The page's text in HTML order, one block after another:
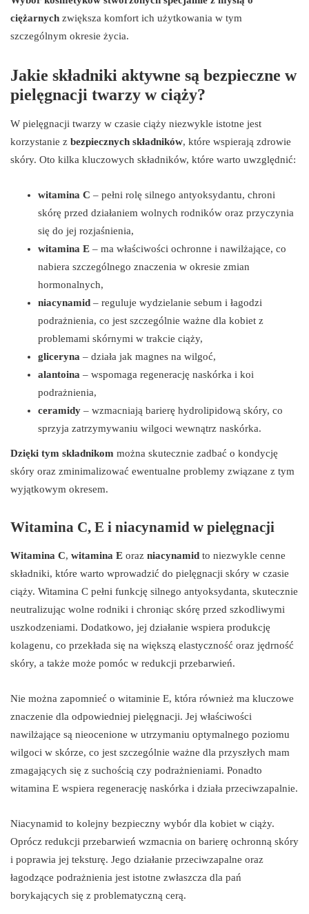
ciężarnych zwiększa komfort ich użytkowania w tym
szczególnym okresie życia.
Jakie składniki aktywne są bezpieczne w
pielęgnacji twarzy w ciąży?
W pielęgnacji twarzy w czasie ciąży niezwykle istotne jest
korzystanie z bezpiecznych składników, które wspierają zdrowie
skóry. Oto kilka kluczowych składników, które warto uwzględnić:
witamina C – pełni rolę silnego antyoksydantu, chroni
skórę przed działaniem wolnych rodników oraz przyczynia
się do jej rozjaśnienia,
witamina E – ma właściwości ochronne i nawilżające, co
nabiera szczególnego znaczenia w okresie zmian
hormonalnych,
niacynamid – reguluje wydzielanie sebum i łagodzi
podrażnienia, co jest szczególnie ważne dla kobiet z
problemami skórnymi w trakcie ciąży,
gliceryna – działa jak magnes na wilgoć,
alantoina – wspomaga regenerację naskórka i koi
podrażnienia,
ceramidy – wzmacniają barierę hydrolipidową skóry, co
sprzyja zatrzymywaniu wilgoci wewnątrz naskórka.
Dzięki tym składnikom można skutecznie zadbać o kondycję
skóry oraz zminimalizować ewentualne problemy związane z tym
wyjątkowym okresem.
Witamina C, E i niacynamid w pielęgnacji
Witamina C, witamina E oraz niacynamid to niezwykle cenne
składniki, które warto wprowadzić do pielęgnacji skóry w czasie
ciąży. Witamina C pełni funkcję silnego antyoksydanta, skutecznie
neutralizując wolne rodniki i chroniąc skórę przed szkodliwymi
uszkodzeniami. Dodatkowo, jej działanie wspiera produkcję
kolagenu, co przekłada się na większą elastyczność oraz jędrność
skóry, a także może pomóc w redukcji przebarwień.
Nie można zapomnieć o witaminie E, która również ma kluczowe
znaczenie dla odpowiedniej pielęgnacji. Jej właściwości
nawilżające są nieocenione w utrzymaniu optymalnego poziomu
wilgoci w skórze, co jest szczególnie ważne dla przyszłych mam
zmagających się z suchością czy podrażnieniami. Ponadto
witamina E wspiera regenerację naskórka i działa przeciwzapalnie.
Niacynamid to kolejny bezpieczny wybór dla kobiet w ciąży.
Oprócz redukcji przebarwień wzmacnia on barierę ochronną skóry
i poprawia jej teksturę. Jego działanie przeciwzapalne oraz
łagodzące podrażnienia jest istotne zwłaszcza dla pań
borykających się z problematyczną cerą.